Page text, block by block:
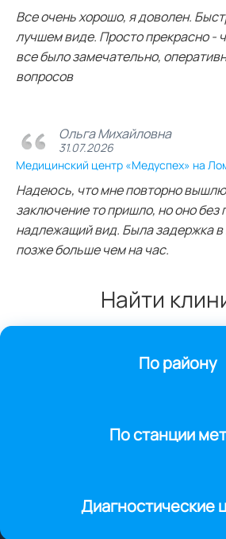
Все очень хорошо, я доволен.
лучшем виде. Просто прекрасно -
все было замечательно,
вопросов
Ольга Михайловна
31.07.2026
Медицинский центр «Медуспех» на
Надеюсь, что мне повторно
заключение то пришло, но оно без
надлежащий вид. Была задержка в
позже больше чем на час.
Найти
По району
По станции
Диагностические